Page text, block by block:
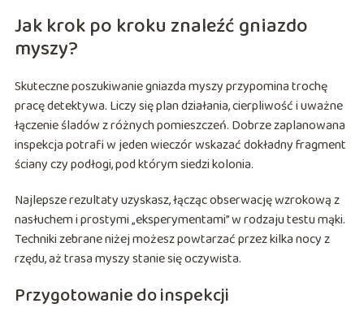
Jak krok po kroku znaleźć gniazdo
myszy?
Skuteczne poszukiwanie gniazda myszy przypomina trochę
pracę detektywa. Liczy się plan działania, cierpliwość i uważne
łączenie śladów z różnych pomieszczeń. Dobrze zaplanowana
inspekcja potrafi w jeden wieczór wskazać dokładny fragment
ściany czy podłogi, pod którym siedzi kolonia.
Najlepsze rezultaty uzyskasz, łącząc obserwację wzrokową z
nasłuchem i prostymi „eksperymentami” w rodzaju testu mąki.
Techniki zebrane niżej możesz powtarzać przez kilka nocy z
rzędu, aż trasa myszy stanie się oczywista.
Przygotowanie do inspekcji